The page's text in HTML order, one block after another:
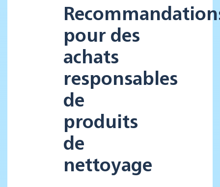
pour des
achats
responsables
de
produits
de
nettoyage